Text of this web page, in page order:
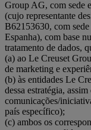
Group AG, com sede
(cujo representante
B62153630, com
Espanha), com base
tratamento de dados,
(a) ao Le Creuset
de marketing e
(b) às entidades Le
dessa estratégia,
comunicações/
país específico);
(c) ambos os